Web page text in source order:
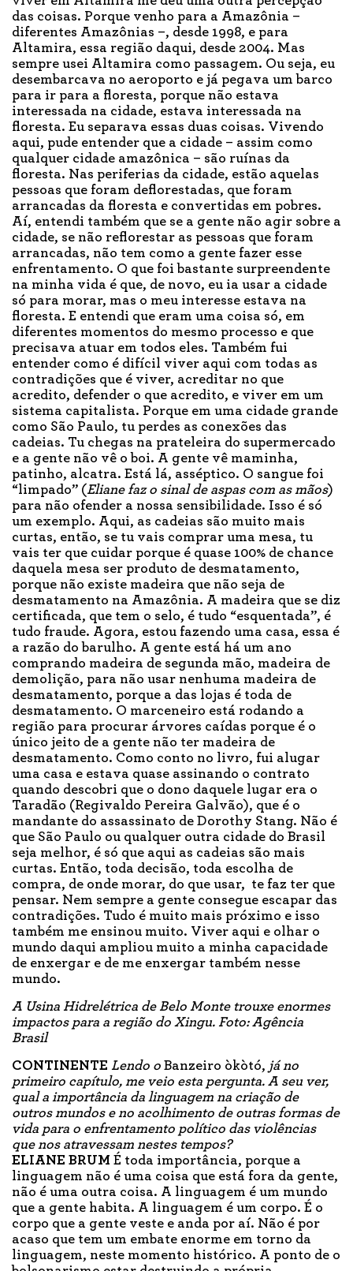
das coisas. Porque venho para a Amazônia –
diferentes Amazônias –, desde 1998, e para
Altamira, essa região daqui, desde 2004. Mas
sempre usei Altamira como passagem. Ou seja, eu
desembarcava no aeroporto e já pegava um barco
para ir para a floresta, porque não estava
interessada na cidade, estava interessada na
floresta. Eu separava essas duas coisas. Vivendo
aqui, pude entender que a cidade – assim como
qualquer cidade amazônica – são ruínas da
floresta. Nas periferias da cidade, estão aquelas
pessoas que foram deflorestadas, que foram
arrancadas da floresta e convertidas em pobres.
Aí, entendi também que se a gente não agir sobre a
cidade, se não reflorestar as pessoas que foram
arrancadas, não tem como a gente fazer esse
enfrentamento. O que foi bastante surpreendente
na minha vida é que, de novo, eu ia usar a cidade
só para morar, mas o meu interesse estava na
floresta. E entendi que eram uma coisa só, em
diferentes momentos do mesmo processo e que
precisava atuar em todos eles. Também fui
entender como é difícil viver aqui com todas as
contradições que é viver, acreditar no que
acredito, defender o que acredito, e viver em um
sistema capitalista. Porque em uma cidade grande
como São Paulo, tu perdes as conexões das
cadeias. Tu chegas na prateleira do supermercado
e a gente não vê o boi. A gente vê maminha,
patinho, alcatra. Está lá, asséptico. O sangue foi
“limpado” (Eliane faz o sinal de aspas com as mãos)
para não ofender a nossa sensibilidade. Isso é só
um exemplo. Aqui, as cadeias são muito mais
curtas, então, se tu vais comprar uma mesa, tu
vais ter que cuidar porque é quase 100% de chance
daquela mesa ser produto de desmatamento,
porque não existe madeira que não seja de
desmatamento na Amazônia. A madeira que se diz
certificada, que tem o selo, é tudo “esquentada”, é
tudo fraude. Agora, estou fazendo uma casa, essa é
a razão do barulho. A gente está há um ano
comprando madeira de segunda mão, madeira de
demolição, para não usar nenhuma madeira de
desmatamento, porque a das lojas é toda de
desmatamento. O marceneiro está rodando a
região para procurar árvores caídas porque é o
único jeito de a gente não ter madeira de
desmatamento. Como conto no livro, fui alugar
uma casa e estava quase assinando o contrato
quando descobri que o dono daquele lugar era o
Taradão (Regivaldo Pereira Galvão), que é o
mandante do assassinato de Dorothy Stang. Não é
que São Paulo ou qualquer outra cidade do Brasil
seja melhor, é só que aqui as cadeias são mais
curtas. Então, toda decisão, toda escolha de
compra, de onde morar, do que usar, te faz ter que
pensar. Nem sempre a gente consegue escapar das
contradições. Tudo é muito mais próximo e isso
também me ensinou muito. Viver aqui e olhar o
mundo daqui ampliou muito a minha capacidade
de enxergar e de me enxergar também nesse
mundo.
A Usina Hidrelétrica de Belo Monte trouxe enormes
impactos para a região do Xingu. Foto: Agência
Brasil
CONTINENTE Lendo o Banzeiro òkòtó, já no
primeiro capítulo, me veio esta pergunta. A seu ver,
qual a importância da linguagem na criação de
outros mundos e no acolhimento de outras formas de
vida para o enfrentamento político das violências
que nos atravessam nestes tempos?
ELIANE BRUM É toda importância, porque a
linguagem não é uma coisa que está fora da gente,
não é uma outra coisa. A linguagem é um mundo
que a gente habita. A linguagem é um corpo. É o
corpo que a gente veste e anda por aí. Não é por
acaso que tem um embate enorme em torno da
linguagem, neste momento histórico. A ponto de o